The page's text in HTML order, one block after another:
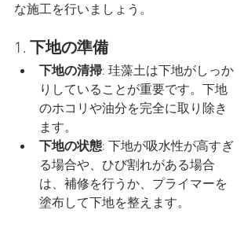
な施工を行いましょう。
1. 下地の準備
下地の清掃: 珪藻土は下地がしっか
りしていることが重要です。下地
のホコリや油分を完全に取り除き
ます。
下地の状態: 下地が吸水性が高すぎ
る場合や、ひび割れがある場合
は、補修を行うか、プライマーを
塗布して下地を整えます。